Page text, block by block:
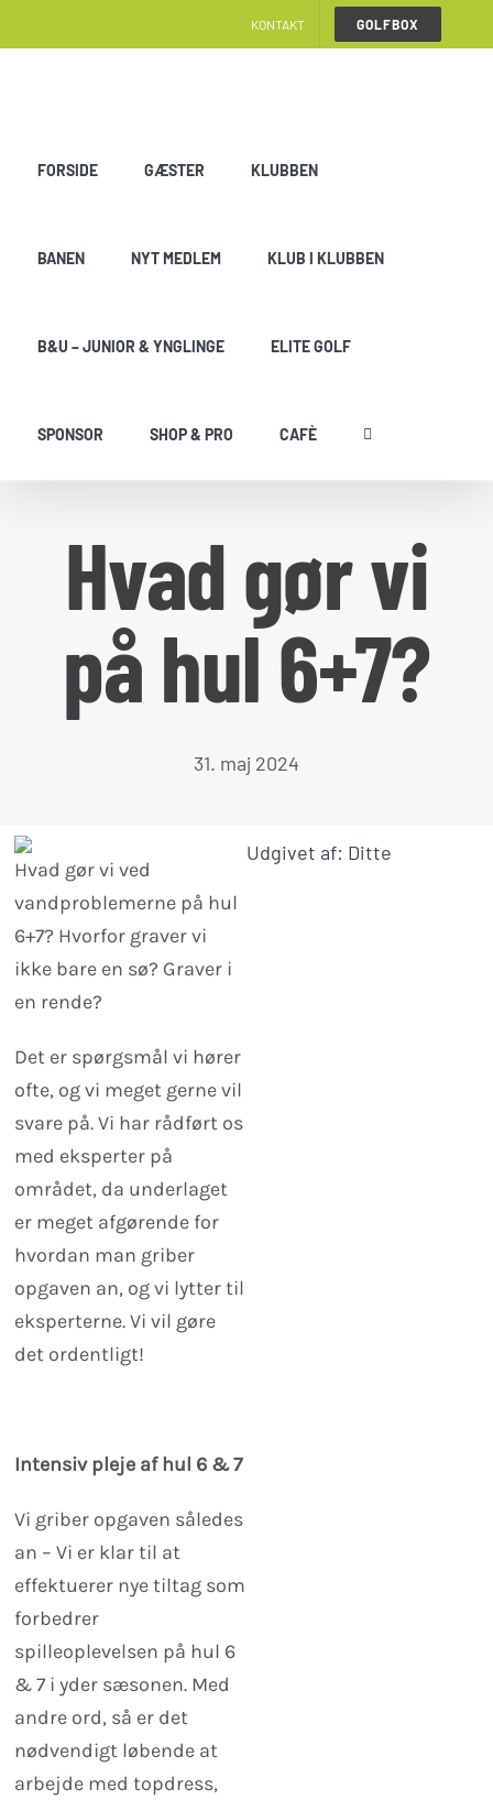
to
KONTAKT GOLFBOX
FORSIDE GÆSTER KLUBBEN
BANEN NYT MEDLEM KLUB I KLUBBEN
B&U – JUNIOR & YNGLINGE ELITE GOLF
SPONSOR SHOP & PRO CAFÈ
Hvad gør vi
på hul 6+7?
31. maj 2024
Hvad gør vi ved
vandproblemerne på hul
6+7? Hvorfor graver vi
ikke bare en sø? Graver i
en rende?
Det er spørgsmål vi hører
ofte, og vi meget gerne vil
svare på. Vi har rådført os
med eksperter på
området, da underlaget
er meget afgørende for
hvordan man griber
opgaven an, og vi lytter til
eksperterne. Vi vil gøre
det ordentligt!
Intensiv pleje af hul 6 & 7
Vi griber opgaven således
an – Vi er klar til at
effektuerer nye tiltag som
forbedrer
spilleoplevelsen på hul 6
& 7 i yder sæsonen. Med
andre ord, så er det
nødvendigt løbende at
arbejde med topdress,
Udgivet af: Ditte